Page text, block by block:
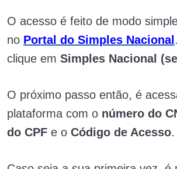
O acesso é feito de modo
no Portal do Simples Nacional
clique em Simples Nacional
O próximo passo então, é
plataforma com o número do
do CPF e o Código de Acesso.